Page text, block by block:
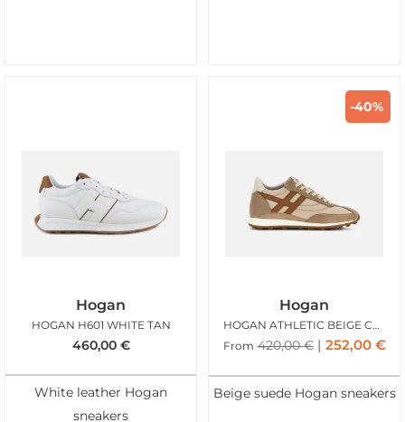
Hogan
HOGAN H601 WHITE TAN
460,00 €
White leather Hogan
sneakers
-40%
Hogan
HOGAN ATHLETIC BEIGE CAMEL
From 420,00€ 252,00 €
Beige suede Hogan sneakers